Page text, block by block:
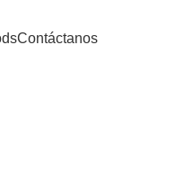
Contáctanos